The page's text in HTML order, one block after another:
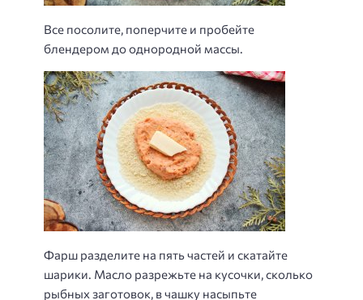
Все посолите, поперчите и пробейте
блендером до однородной массы.
Фарш разделите на пять частей и скатайте
шарики. Масло разрежьте на кусочки, сколько
рыбных заготовок, в чашку насыпьте